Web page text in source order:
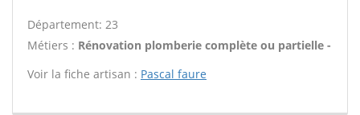
Département: 23
Métiers : Rénovation plomberie complète ou partielle -
Voir la fiche artisan : Pascal faure